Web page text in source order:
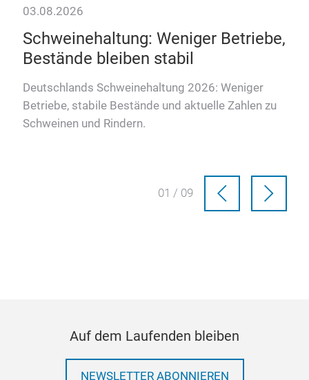
03.08.2026
Schweinehaltung: Weniger Betriebe,
Bestände bleiben stabil
Deutschlands Schweinehaltung 2026: Weniger
Betriebe, stabile Bestände und aktuelle Zahlen zu
Schweinen und Rindern.
01 / 09
Auf dem Laufenden bleiben
NEWSLETTER ABONNIEREN